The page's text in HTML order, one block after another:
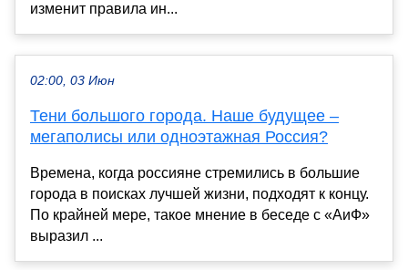
изменит правила ин...
02:00, 03 Июн
Тени большого города. Наше будущее –
мегаполисы или одноэтажная Россия?
Времена, когда россияне стремились в большие
города в поисках лучшей жизни, подходят к концу.
По крайней мере, такое мнение в беседе с «АиФ»
выразил ...